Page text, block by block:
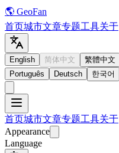
🌎 GeoFan
首页城市文章专题工具关于
English 简体中文 繁體中文
Português
Deutsch 한국어
首页城市文章专题工具关于
Appearance
Language